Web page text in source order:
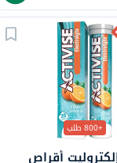
+800 طلب
أقراص